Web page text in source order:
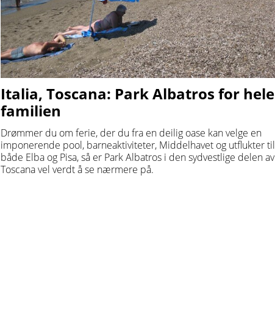
Italia, Toscana: Park Albatros for hele
familien
Drømmer du om ferie, der du fra en deilig oase kan velge en
imponerende pool, barneaktiviteter, Middelhavet og utflukter til
både Elba og Pisa, så er Park Albatros i den sydvestlige delen av
Toscana vel verdt å se nærmere på.